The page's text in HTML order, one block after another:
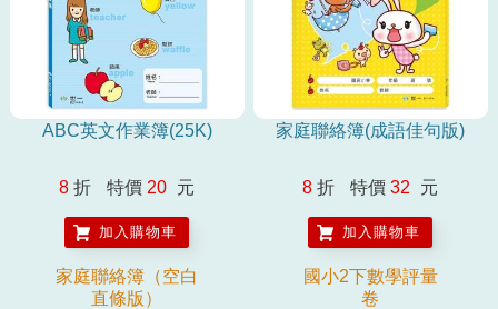
ABC英文作業簿(25K)
8 折 特價 20 元
加入購物車
家庭聯絡簿(成語佳句版)
8 折 特價 32 元
加入購物車
家庭聯絡簿（空白
直條版）
國小2下數學評量
卷